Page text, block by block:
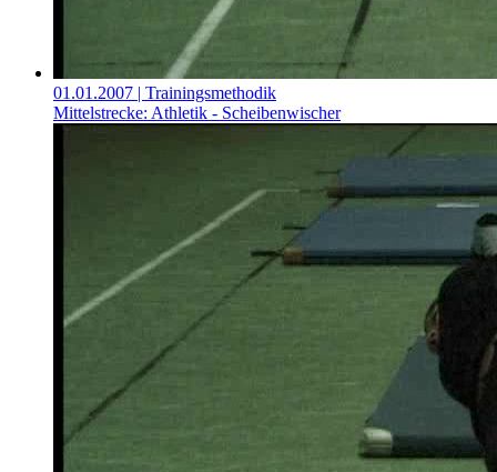
01.01.2007 | Trainingsmethodik
Mittelstrecke: Athletik - Scheibenwischer